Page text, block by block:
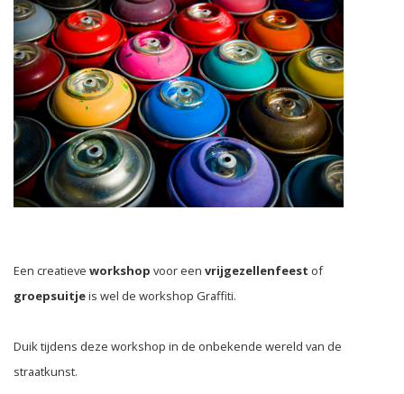
Een creatieve workshop voor een vrijgezellenfeest of
groepsuitjeis wel de workshop Graffiti.
Duik tijdens deze workshop in de onbekende wereld van de
straatkunst.